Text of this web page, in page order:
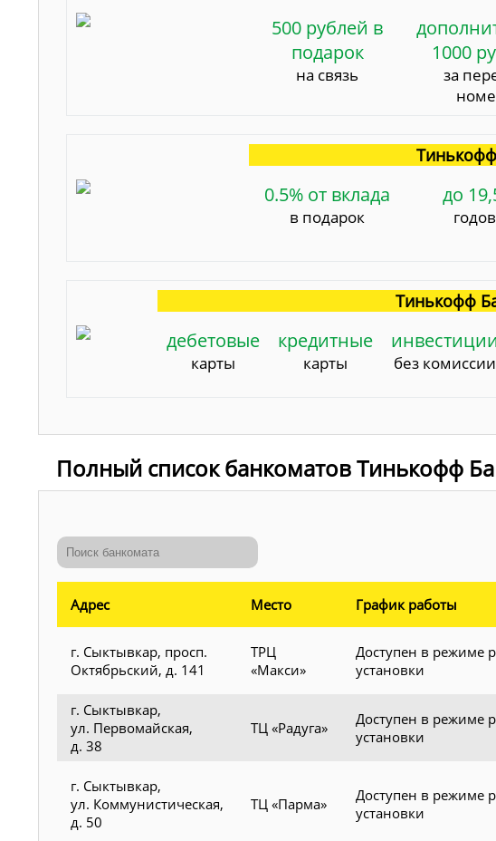
500 рублей в
подарок
на связь
1000
за
0.5% от вклада
в подарок
до
Тинькофф
дебетовые
карты
кредитные
карты
инвестиции
без комиссии
Полный список банкоматов Тинькофф
Адрес Место График работы
г. Сыктывкар, просп.
Октябрьский, д. 141
ТРЦ
«Макси»
Доступен в режиме
установки
г. Сыктывкар,
ул. Первомайская,
д. 38
ТЦ «Радуга»
Доступен в режиме
установки
г. Сыктывкар,
ул. Коммунистическая,
д. 50
ТЦ «Парма»
Доступен в режиме
установки